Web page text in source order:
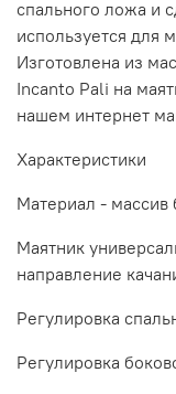
спального ложа и
используется для
Изготовлена из
Incanto Pali на
нашем интернет
Характеристики
Материал - массив
Маятник
направление
Регулировка
Регулировка